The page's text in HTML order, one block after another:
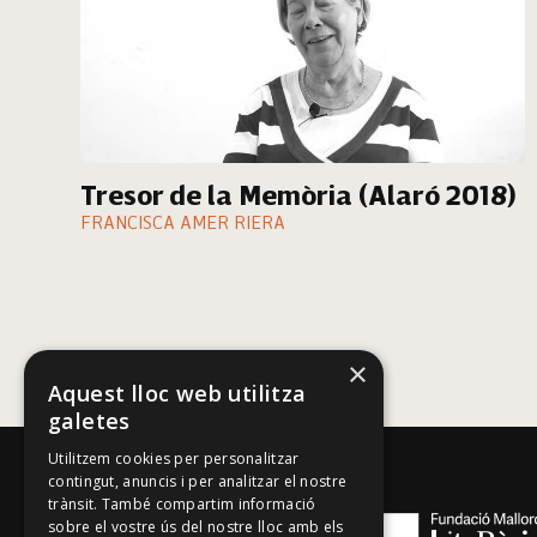
Tresor de la Memòria (Alaró 2018)
FRANCISCA AMER RIERA
×
Aquest lloc web utilitza
galetes
Utilitzem cookies per personalitzar
contingut, anuncis i per analitzar el nostre
trànsit. També compartim informació
sobre el vostre ús del nostre lloc amb els